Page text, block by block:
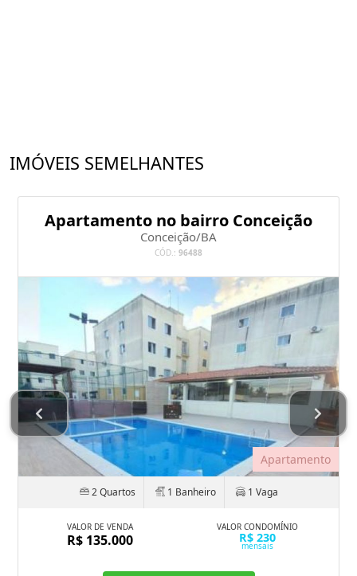
IMÓVEIS SEMELHANTES
Apartamento no bairro Conceição
Conceição/BA
CÓD.: 96488
Apartamento
2 Quartos 1 Banheiro 1 Vaga
VALOR DE VENDA
R$ 135.000
VALOR CONDOMÍNIO
R$ 230
mensais